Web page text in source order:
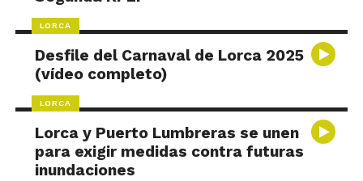
LORCA
Desfile del Carnaval de Lorca 2025
(vídeo completo)
LORCA
Lorca y Puerto Lumbreras se unen
para exigir medidas contra futuras
inundaciones